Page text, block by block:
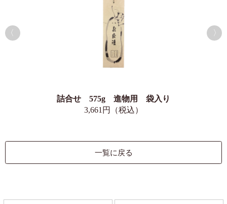
詰合せ 575g 進物用 袋入り
3,661円（税込）
一覧に戻る